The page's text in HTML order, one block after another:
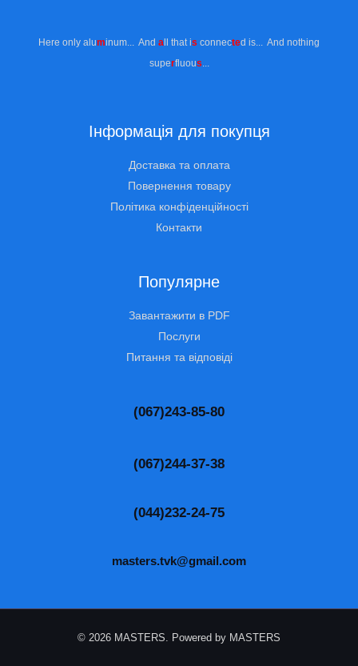
Here only aluminum... And all that is connected is... And nothing
superfluous
Інформація для покупця
Доставка та оплата
Повернення товару
Політика конфіденційності
Контакти
Популярне
Завантажити в PDF
Послуги
Питання та відповіді
(067)243-85-80
(067)244-37-38
(044)232-24-75
masters.tvk@gmail.com
© 2026 MASTERS. Powered by MASTERS